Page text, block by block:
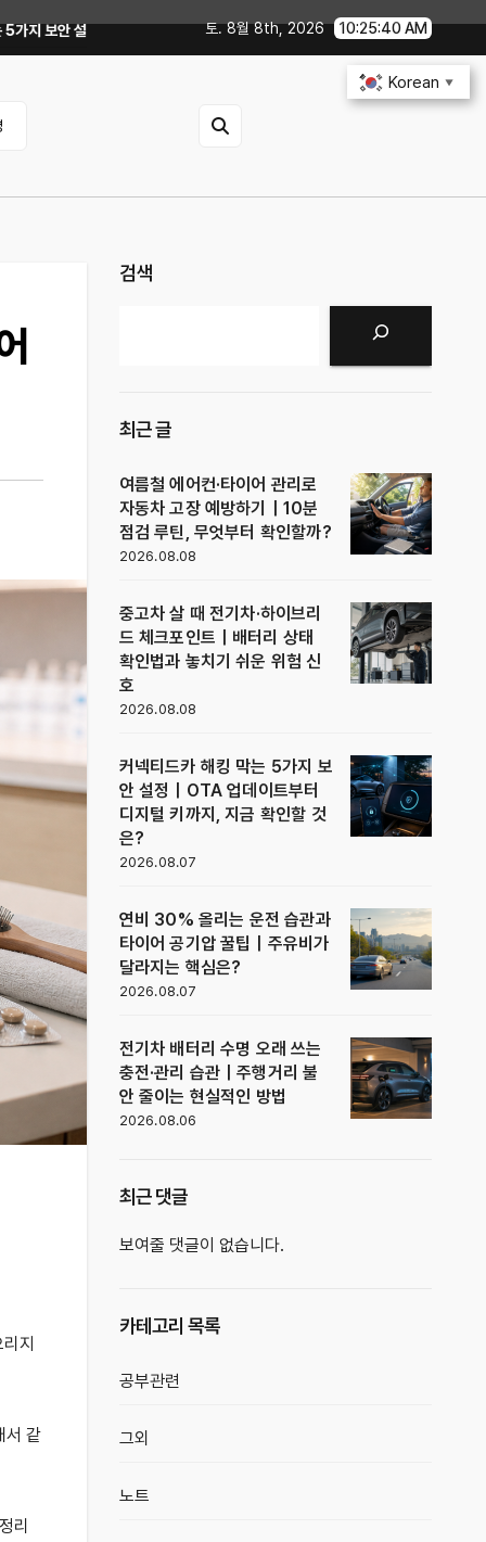
데이트부터 디지털 키까지, 지금 확인할 것은? 연비 30% 올리는 운전 습
토. 8월 8th, 2026 10:25:41 AM
지
서 같
리
검색
최근 글
여름철 에어컨·타이어 관리로
자동차 고장 예방하기｜10분
점검 루틴, 무엇부터 확인할까?
2026.08.08
중고차 살 때 전기차·하이브리
드 체크포인트｜배터리 상태
확인법과 놓치기 쉬운 위험 신
호
2026.08.08
커넥티드카 해킹 막는 5가지 보
안 설정｜OTA 업데이트부터
디지털 키까지, 지금 확인할 것
은?
2026.08.07
연비 30% 올리는 운전 습관과
타이어 공기압 꿀팁｜주유비가
달라지는 핵심은?
2026.08.07
전기차 배터리 수명 오래 쓰는
충전·관리 습관｜주행거리 불
안 줄이는 현실적인 방법
2026.08.06
최근 댓글
보여줄 댓글이 없습니다.
카테고리 목록
공부관련
그외
노트
Korean ▼